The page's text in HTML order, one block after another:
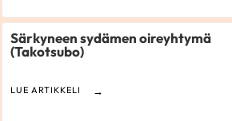
Särkyneen sydämen oireyhtymä
(Takotsubo)
LUE ARTIKKELI